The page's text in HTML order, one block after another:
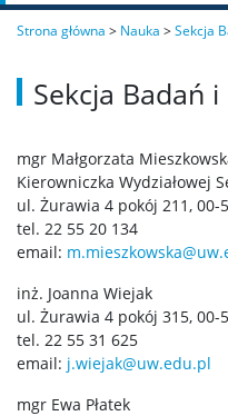
Strona główna > Nauka >Sekcja
Sekcja Badań
mgr Małgorzata
Kierowniczka Wydziałowej
ul. Żurawia 4 pokój 211, 00-
tel. 22 55 20 134
email:
inż. Joanna Wiejak
ul. Żurawia 4 pokój 315, 00-
tel. 22 55 31 625
email: j.wiejak@uw.edu.pl
mgr Ewa Płatek